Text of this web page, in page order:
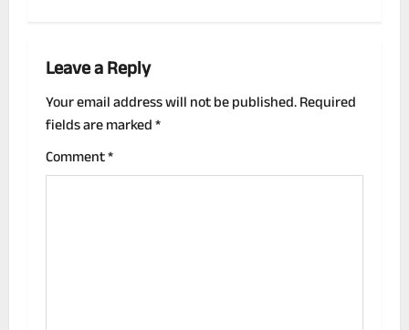
n
a
v
i
Leave a Reply
Your email address will not be published.Required
fields are marked*
Comment*